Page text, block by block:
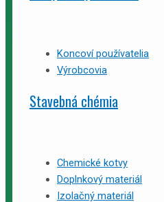
Koncoví používatelia
Výrobcovia
Stavebná chémia
Chemické kotvy
Doplnkový materiál
Izolačný materiál